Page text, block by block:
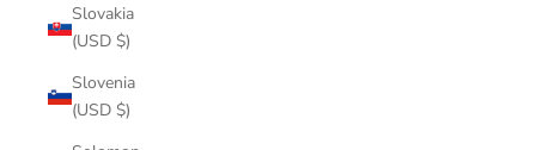
Slovakia
(USD $)
Slovenia
(USD $)